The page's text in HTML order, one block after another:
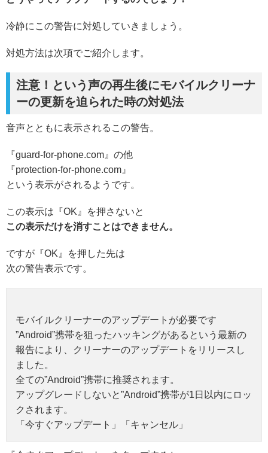
冷静にこの警告に対処していきましょう。
対処方法は次項でご紹介します。
注意！という声の再生後にモバイルクリーナ
ーの更新を迫られた時の対処法
音声とともに表示されるこの警告。
『guard-for-phone.com』の他
『protection-for-phone.com』
という表示がされるようです。
この表示は『OK』を押さないと
この表示だけを消すことはできません。
ですが『OK』を押した先は
次の警告表示です。
モバイルクリーナーのアップデートが必要です
”Android”携帯を狙ったハッキングがあるという最新の
報告により、クリーナーのアップデートをリリースし
ました。
全ての”Android”携帯に推奨されます。
アップグレードしないと”Android”携帯が1日以内にロッ
クされます。
「今すぐアップデート」「キャンセル」